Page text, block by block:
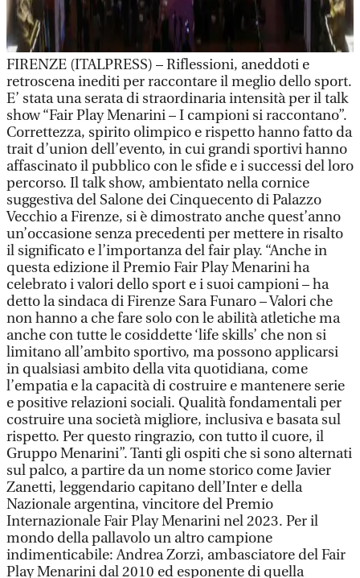
FIRENZE (ITALPRESS) – Riflessioni, aneddoti e
retroscena inediti per raccontare il meglio dello sport.
E’ stata una serata di straordinaria intensità per il talk
show “Fair Play Menarini – I campioni si raccontano”.
Correttezza, spirito olimpico e rispetto hanno fatto da
trait d’union dell’evento, in cui grandi sportivi hanno
affascinato il pubblico con le sfide e i successi del loro
percorso. Il talk show, ambientato nella cornice
suggestiva del Salone dei Cinquecento di Palazzo
Vecchio a Firenze, si è dimostrato anche quest’anno
un’occasione senza precedenti per mettere in risalto
il significato e l’importanza del fair play. “Anche in
questa edizione il Premio Fair Play Menarini ha
celebrato i valori dello sport e i suoi campioni – ha
detto la sindaca di Firenze Sara Funaro – Valori che
non hanno a che fare solo con le abilità atletiche ma
anche con tutte le cosiddette ‘life skills’ che non si
limitano all’ambito sportivo, ma possono applicarsi
in qualsiasi ambito della vita quotidiana, come
l’empatia e la capacità di costruire e mantenere serie
e positive relazioni sociali. Qualità fondamentali per
costruire una società migliore, inclusiva e basata sul
rispetto. Per questo ringrazio, con tutto il cuore, il
Gruppo Menarini”. Tanti gli ospiti che si sono alternati
sul palco, a partire da un nome storico come Javier
Zanetti, leggendario capitano dell’Inter e della
Nazionale argentina, vincitore del Premio
Internazionale Fair Play Menarini nel 2023. Per il
mondo della pallavolo un altro campione
indimenticabile: Andrea Zorzi, ambasciatore del Fair
Play Menarini dal 2010 ed esponente di quella